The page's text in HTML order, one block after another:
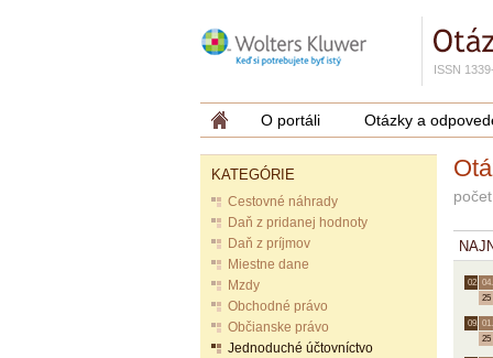
ISSN
O portáli Otázky a
KATEGÓRIE
Cestovné náhrady
Daň z pridanej hodnoty
Daň z príjmov
Miestne dane
Mzdy
Obchodné právo
Občianske právo
Jednoduché účtovníctvo
02. 04.
25
09. 01.
25